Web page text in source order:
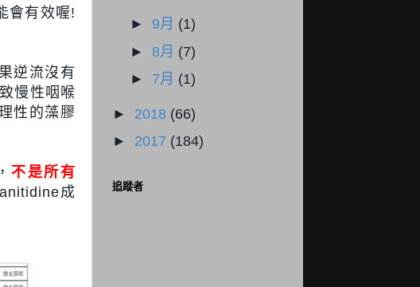
會有效喔!
逆流沒有
慢性咽喉
性的藻膠
不是所有
成
► 9月 (1)
► 8月 (7)
► 7月 (1)
► 2018 (66)
► 2017 (184)
追蹤者